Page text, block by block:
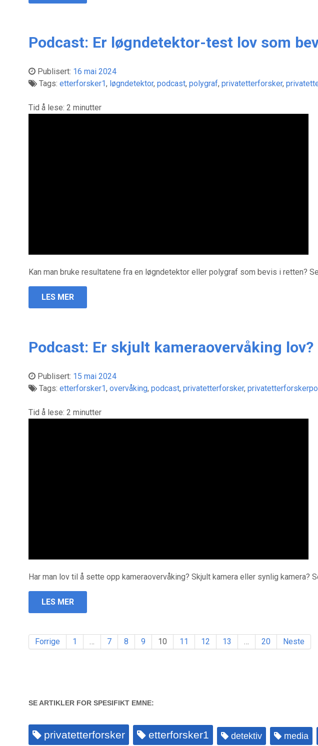
Podcast: Er løgndetektor-test lov som
Publisert: 16 mai 2024
Tags: etterforsker1, løgndetektor, podcast, polygraf, privatetterforsker,
Tid å lese: 2 minutter
Kan man bruke resultatene fra en løgndetektor eller polygraf som bevis i retten?
LES MER
Podcast: Er skjult kameraovervåking lov?
Publisert: 15 mai 2024
Tags: etterforsker1, overvåking, podcast, privatetterforsker,
Tid å lese: 2 minutter
Har man lov til å sette opp kameraovervåking? Skjult kamera eller synlig kamera?
LES MER
Forrige 1 … 7 8 9 10 11 12 13 … 20 Neste
SE ARTIKLER FOR SPESIFIKT EMNE:
privatetterforsker etterforsker1 detektiv media